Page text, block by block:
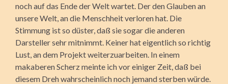
noch auf das Ende der Welt wartet. Der den Glauben an
unsere Welt, an die Menschheit verloren hat. Die
Stimmung ist so düster, daß sie sogar die anderen
Darsteller sehr mitnimmt. Keiner hat eigentlich so richtig
Lust, an dem Projekt weiterzuarbeiten. In einem
makaberen Scherz meinte ich vor einiger Zeit, daß bei
diesem Dreh wahrscheinlich noch jemand sterben würde.